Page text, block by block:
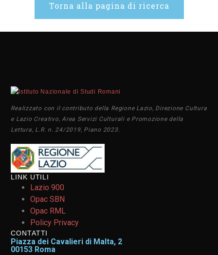
Torna alla pagina di ricerca
Realizzato con il contributo della Regione Lazio, Direzione Cultura
e Lazio Creativo, Area Servizi Culturali e Promozione della
Lettura, L.R. n. 24/2019, Piano 2023.
LINK UTILI
Lazio 900
Opac SBN
Opac RML
Policy Privacy
CONTATTI
Piazza dei Cavalieri di Malta, 2
00153 Roma